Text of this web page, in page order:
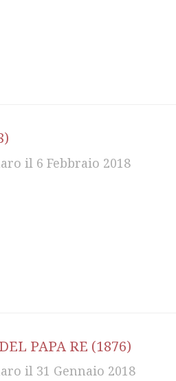
il 6 Febbraio 2018
PAPA RE (1876)
il 31 Gennaio 2018